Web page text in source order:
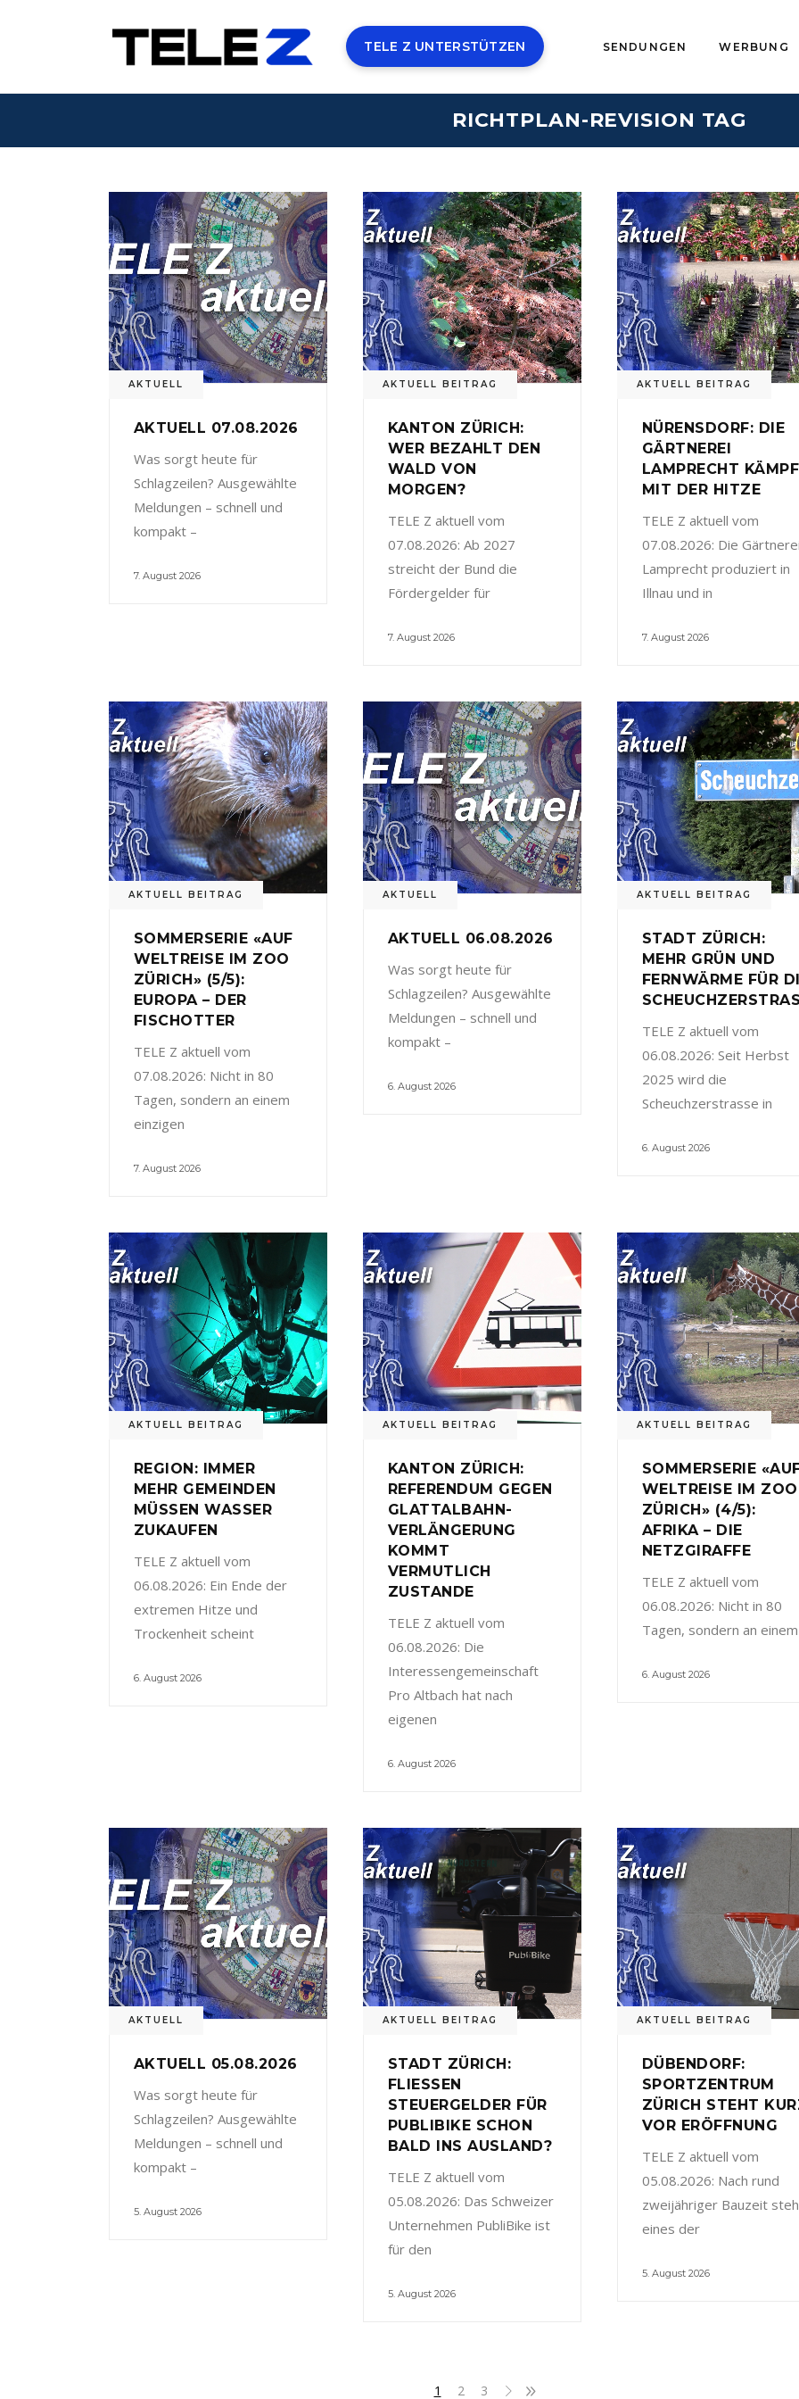
TELE Z UNTERSTÜTZEN SENDUNGEN WERBUNG
RICHTPLAN-REVISION TAG
AKTUELL
AKTUELL 07.08.2026
Was sorgt heute für
Schlagzeilen? Ausgewählte
Meldungen – schnell und
kompakt –
7. August 2026
AKTUELL BEITRAG
KANTON ZÜRICH:
WER BEZAHLT DEN
WALD VON
MORGEN?
TELE Z aktuell vom
07.08.2026: Ab 2027
streicht der Bund die
Fördergelder für
7. August 2026
AKTUELL BEITRAG
NÜRENSDORF: DIE
GÄRTNEREI
LAMPRECHT
MIT DER HITZE
TELE Z aktuell vom
07.08.2026: Die
Lamprecht produziert in
Illnau und in
7. August 2026
AKTUELL BEITRAG
SOMMERSERIE «AUF
WELTREISE IM ZOO
ZÜRICH» (5/5):
EUROPA – DER
FISCHOTTER
TELE Z aktuell vom
07.08.2026: Nicht in 80
Tagen, sondern an einem
einzigen
7. August 2026
AKTUELL
AKTUELL 06.08.2026
Was sorgt heute für
Schlagzeilen? Ausgewählte
Meldungen – schnell und
kompakt –
6. August 2026
AKTUELL BEITRAG
STADT ZÜRICH:
MEHR GRÜN UND
FERNWÄRME FÜR
TELE Z aktuell vom
06.08.2026: Seit Herbst
2025 wird die
Scheuchzerstrasse in
6. August 2026
AKTUELL BEITRAG
REGION: IMMER
MEHR GEMEINDEN
MÜSSEN WASSER
ZUKAUFEN
TELE Z aktuell vom
06.08.2026: Ein Ende der
extremen Hitze und
Trockenheit scheint
6. August 2026
AKTUELL BEITRAG
KANTON ZÜRICH:
REFERENDUM GEGEN
GLATTALBAHN-
VERLÄNGERUNG
KOMMT
VERMUTLICH
ZUSTANDE
TELE Z aktuell vom
06.08.2026: Die
Interessengemeinschaft
Pro Altbach hat nach
eigenen
6. August 2026
AKTUELL BEITRAG
SOMMERSERIE
WELTREISE IM ZOO
ZÜRICH» (4/5):
AFRIKA – DIE
NETZGIRAFFE
TELE Z aktuell vom
06.08.2026: Nicht in 80
Tagen, sondern an einem
6. August 2026
AKTUELL
AKTUELL 05.08.2026
Was sorgt heute für
Schlagzeilen? Ausgewählte
Meldungen – schnell und
kompakt –
5. August 2026
AKTUELL BEITRAG
STADT ZÜRICH:
FLIESSEN
STEUERGELDER FÜR
PUBLIBIKE SCHON
BALD INS AUSLAND?
TELE Z aktuell vom
05.08.2026: Das Schweizer
Unternehmen PubliBike ist
für den
5. August 2026
AKTUELL BEITRAG
DÜBENDORF:
SPORTZENTRUM
ZÜRICH STEHT
VOR ERÖFFNUNG
TELE Z aktuell vom
05.08.2026: Nach rund
zweijähriger Bauzeit
eines der
5. August 2026
1 2 3